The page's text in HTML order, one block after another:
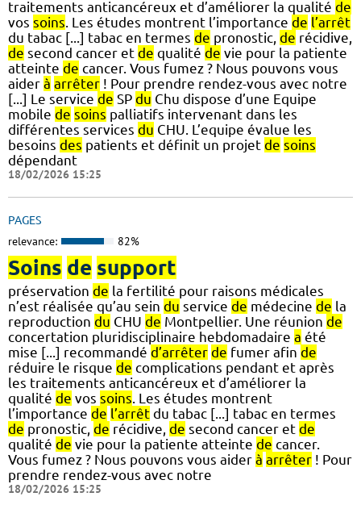
traitements anticancéreux et d’améliorer la qualité de
vos soins. Les études montrent l’importance de l’arrêt
du tabac [...] tabac en termes de pronostic, de récidive,
de second cancer et de qualité de vie pour la patiente
atteinte de cancer. Vous fumez ? Nous pouvons vous
aider à arrêter ! Pour prendre rendez-vous avec notre
[...] Le service de SP du Chu dispose d’une Equipe
mobile de soins palliatifs intervenant dans les
différentes services du CHU. L’equipe évalue les
besoins des patients et définit un projet de soins
dépendant
18/02/2026 15:25
PAGES
relevance: 82%
Soins de support
préservation de la fertilité pour raisons médicales
n’est réalisée qu’au sein du service de médecine de la
reproduction du CHU de Montpellier. Une réunion de
concertation pluridisciplinaire hebdomadaire a été
mise [...] recommandé d’arrêter de fumer afin de
réduire le risque de complications pendant et après
les traitements anticancéreux et d’améliorer la
qualité de vos soins. Les études montrent
l’importance de l’arrêt du tabac [...] tabac en termes
de pronostic, de récidive, de second cancer et de
qualité de vie pour la patiente atteinte de cancer.
Vous fumez ? Nous pouvons vous aider à arrêter ! Pour
prendre rendez-vous avec notre
18/02/2026 15:25